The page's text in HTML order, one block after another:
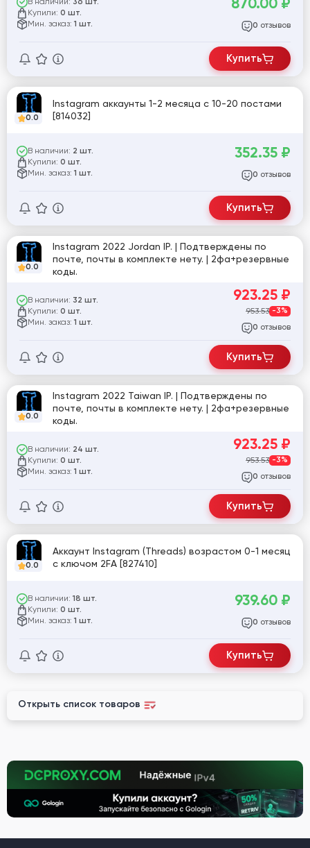
36 шт.
Купили: 0 шт.
Мин. заказ: 1 шт.
870.00 ₽
0 отзывов
Купить
0.0
Instagram аккаунты 1-2 месяца с 10-20 постами
[814032]
В наличии: 2 шт.
Купили: 0 шт.
Мин. заказ: 1 шт.
352.35 ₽
0 отзывов
Купить
0.0
Instagram 2022 Jordan IP. | Подтверждены по
почте, почты в комплекте нету. | 2фа+резервные
коды.
В наличии: 32 шт.
Купили: 0 шт.
Мин. заказ: 1 шт.
923.25 ₽
953.53 -3%
0 отзывов
Купить
0.0
Instagram 2022 Taiwan IP. | Подтверждены по
почте, почты в комплекте нету. | 2фа+резервные
коды.
В наличии: 24 шт.
Купили: 0 шт.
Мин. заказ: 1 шт.
923.25 ₽
953.53 -3%
0 отзывов
Купить
0.0
Аккаунт Instagram (Threads) возрастом 0-1 месяц
с ключом 2FA [827410]
В наличии: 18 шт.
Купили: 0 шт.
Мин. заказ: 1 шт.
939.60 ₽
0 отзывов
Купить
Открыть список товаров